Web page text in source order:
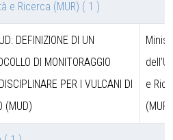
e Ricerca (MUR) ( 1 )
DEFINIZIONE DI UN
DI MONITORAGGIO
PER I VULCANI DI
(MUD)
e
(MUR)